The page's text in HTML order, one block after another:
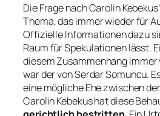
Die Frage nach Carolin
Thema, das immer wieder für
Offizielle Informationen dazu
Raum für Spekulationen lässt.
diesem Zusammenhang
war der von Serdar Somuncu.
eine mögliche Ehe zwischen
Carolin Kebekus hat diese